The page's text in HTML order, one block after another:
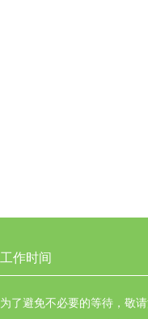
工作时间
为了避免不必要的等待，敬